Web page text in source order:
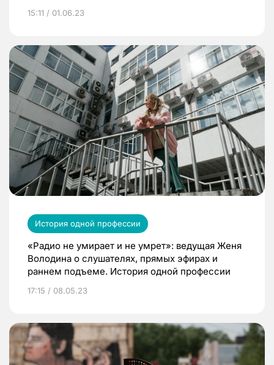
15:11 / 01.06.23
История одной профессии
«Радио не умирает и не умрет»: ведущая Женя
Володина о слушателях, прямых эфирах и
раннем подъеме. История одной профессии
17:15 / 08.05.23